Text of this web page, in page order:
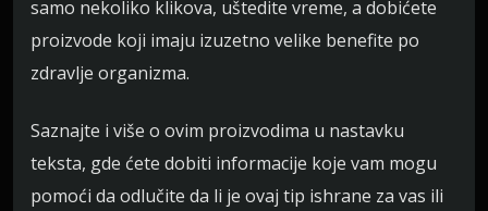
samo nekoliko klikova, uštedite vreme, a dobićete
proizvode koji imaju izuzetno velike benefite po
zdravlje organizma.
Saznajte i više o ovim proizvodima u nastavku
teksta, gde ćete dobiti informacije koje vam mogu
pomoći da odlučite da li je ovaj tip ishrane za vas ili